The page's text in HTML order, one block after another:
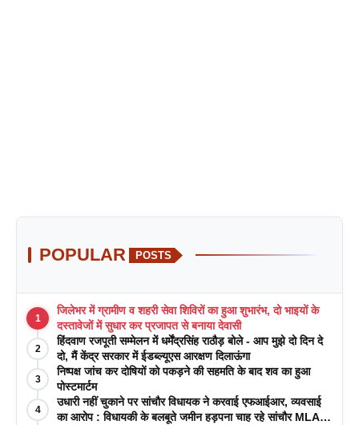
POPULAR POSTS
1
जिलेभर में ग्रामीण व शहरी सेवा शिविरों का हुआ शुभारंभ, दो भाइयों के
दस्तावेजों में सुधार कर प्रजापत से बनाया देवासी
2
हिंदवाण रजपूती सम्मेलन में धर्मेंद्रसिंह राठौड़ बोले - आप मुझे दो दिन दे
दो, मैं केंद्र सरकार में ईडब्ल्यूएस आरक्षण दिलाऊंगा
3
निष्पक्ष जांच कर दोषियों को पकड़ने की सहमति के बाद शव का हुआ
पोस्टमार्टम
4
उधारी नहीं चुकाने पर सांचौर विधायक ने करवाई एफआईआर, व्यवसाई
का आरोप : विधायकी के बलबूते जमीन हड़पना चाह रहे सांचौर MLA